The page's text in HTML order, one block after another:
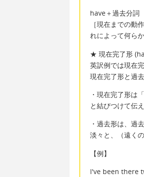
have＋過去分詞
［現在までの
れによって何ら
★ 現在完了形
英訳例では現在
現在完了形と過
・現在完了形は
と結びつけて伝え
・過去形は、過
淡々と、（遠く
【例】
I've been there